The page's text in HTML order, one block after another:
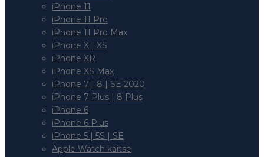
iPhone 11
iPhone 11 Pro
iPhone 11 Pro Max
iPhone X | XS
iPhone XR
iPhone XS Max
iPhone 7 | 8 | SE 2020
iPhone 7 Plus | 8 Plus
iPhone 6
iPhone 6 Plus
iPhone 5 | 5S | SE
Apple Watch kaitse